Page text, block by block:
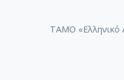
ΤΑΜΟ «Ελληνικό